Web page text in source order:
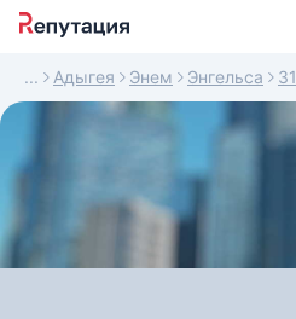
Адыгея Энем Энгельса 31